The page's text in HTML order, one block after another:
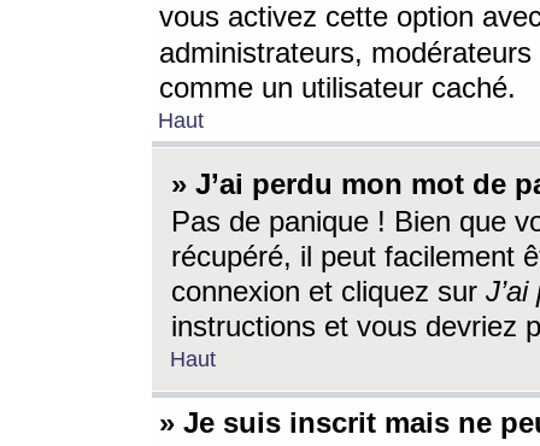
vous activez cette option
administrateurs,
comme un utilisateur caché.
Haut
» J’ai perdu mon mot de
Pas de panique ! Bien que
récupéré, il peut facilement
connexion et cliquez sur
instructions et vous devriez
Haut
» Je suis inscrit mais ne